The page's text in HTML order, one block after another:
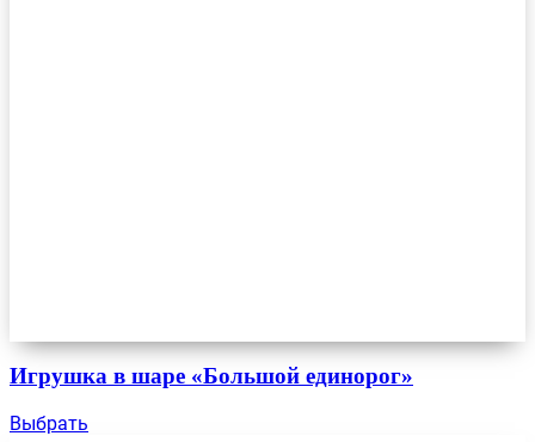
Игрушка в шаре «Большой единорог»
Выбрать